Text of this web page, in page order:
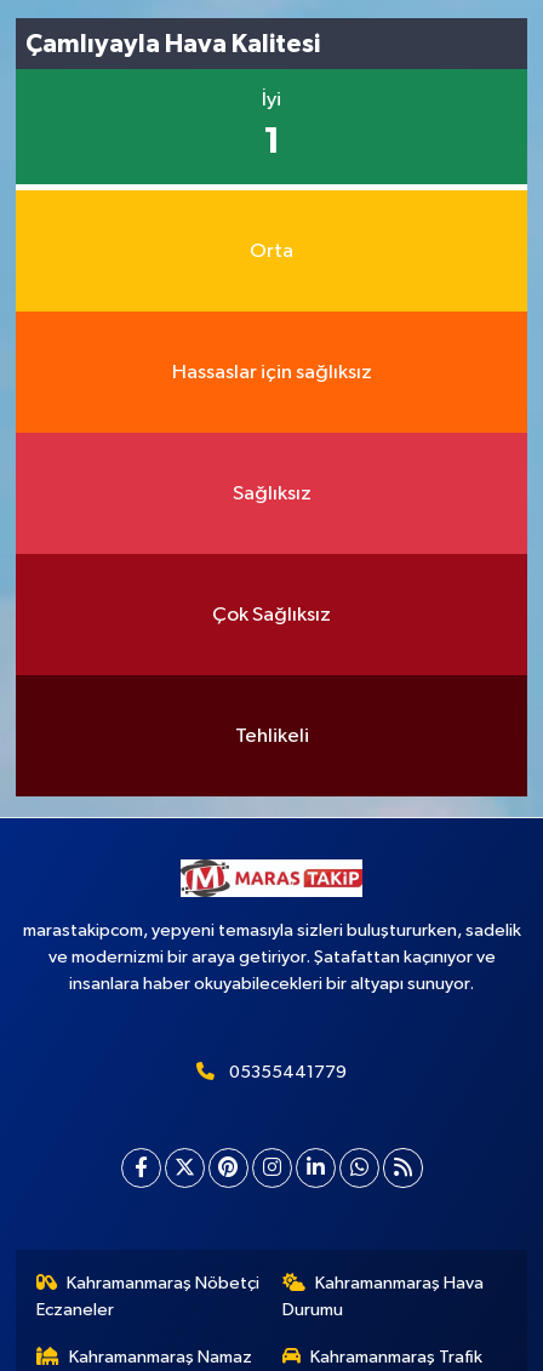
Çamlıyayla Hava Kalitesi
İyi
1
Orta
Hassaslar için sağlıksız
Sağlıksız
Çok Sağlıksız
Tehlikeli
marastakipcom, yepyeni temasıyla sizleri buluştururken, sadelik
ve modernizmi bir araya getiriyor. Şatafattan kaçınıyor ve
insanlara haber okuyabilecekleri bir altyapı sunuyor.
05355441779
Kahramanmaraş Nöbetçi
Eczaneler
Kahramanmaraş Hava
Durumu
Kahramanmaraş Namaz Kahramanmaraş Trafik